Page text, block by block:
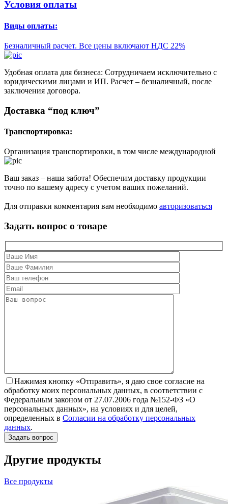
Условия оплаты
Виды оплаты:
Безналичный расчет. Все цены включают НДС 22%
Удобная оплата для бизнеса: Сотрудничаем исключительно с
юридическими лицами и ИП. Расчет – безналичный, после
заключения договора.
Доставка “под ключ”
Транспортировка:
Организация транспортировки, в том числе международной
Ваш заказ – наша забота! Обеспечим доставку продукции
точно по вашему адресу с учетом ваших пожеланий.
Для отправки комментария вам необходимо авторизоваться
Задать вопрос о товаре
Нажимая кнопку «Отправить», я даю свое согласие на
обработку моих персональных данных, в соответствии с
Федеральным законом от 27.07.2006 года №152-ФЗ «О
персональных данных», на условиях и для целей,
определенных в Согласии на обработку персональных
данных.
Другие продукты
Все продукты